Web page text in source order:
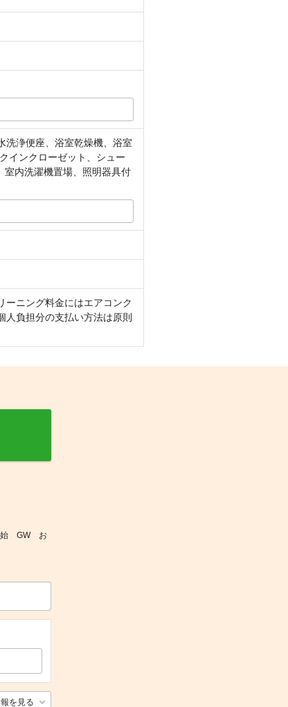
洗浄便座、浴室乾燥機、浴室
インクローゼット、シュー
室内洗濯機置場、照明器具付
ニング料金にはエアコンク
人負担分の支払い方法は原則
始 GW お
を見る